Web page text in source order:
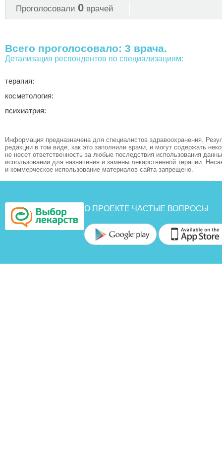
Проголосовали 0 врачей
Всего проголосовало: 3 врача.
Детализация респондентов по специализациям:
терапия:
косметология:
психиатрия:
Информация предназначена для специалистов здравоохранения.
редакции в том виде, как это заполнили врачи, и могут содержать
не несет ответственность за любые последствия использования
использовании для назначения и замены лекарственной терапии.
и коммерческое использование материалов сайта запрещено.
О ПРОЕКТЕ ЧАСТЫЕ ВОПРОСЫ